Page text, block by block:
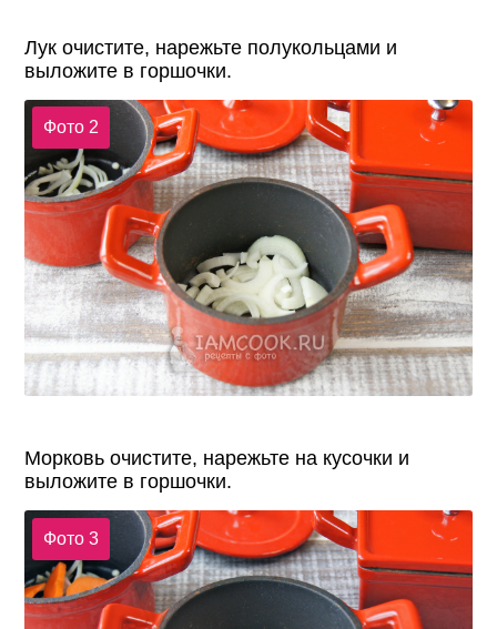
Лук очистите, нарежьте полукольцами и
выложите в горшочки.
Фото 2
Морковь очистите, нарежьте на кусочки и
выложите в горшочки.
Фото 3